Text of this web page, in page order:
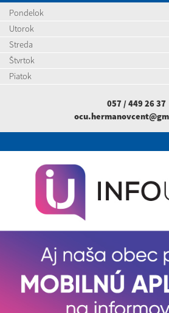
Pondelok
Utorok
Streda
Štvrtok
Piatok
057 / 449 26 37